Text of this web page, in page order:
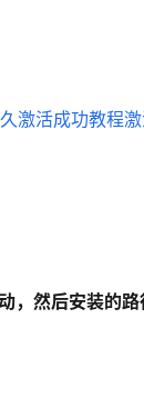
，然后安装的